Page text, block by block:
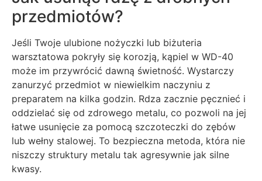
przedmiotów?
Jeśli Twoje ulubione nożyczki lub biżuteria
warsztatowa pokryły się korozją, kąpiel w WD-40
może im przywrócić dawną świetność. Wystarczy
zanurzyć przedmiot w niewielkim naczyniu z
preparatem na kilka godzin. Rdza zacznie pęcznieć i
oddzielać się od zdrowego metalu, co pozwoli na jej
łatwe usunięcie za pomocą szczoteczki do zębów
lub wełny stalowej. To bezpieczna metoda, która nie
niszczy struktury metalu tak agresywnie jak silne
kwasy.